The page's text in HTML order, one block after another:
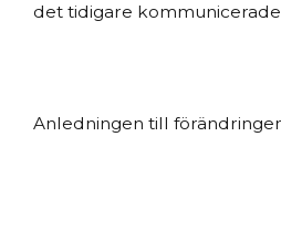
det tidigare
Anledningen till